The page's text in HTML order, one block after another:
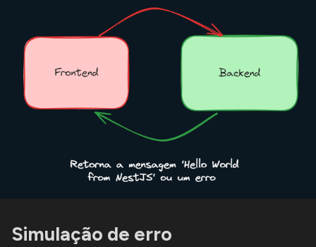
Simulação de erro